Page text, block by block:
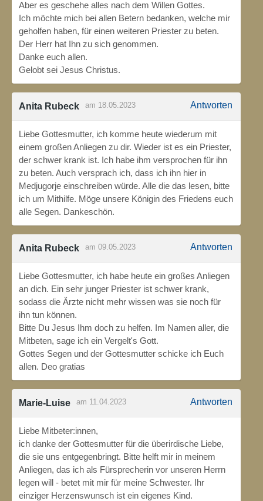
Aber es geschehe alles nach dem Willen Gottes.
Ich möchte mich bei allen Betern bedanken, welche mir
geholfen haben, für einen weiteren Priester zu beten.
Der Herr hat Ihn zu sich genommen.
Danke euch allen.
Gelobt sei Jesus Christus.
Anita Rubeck am 18.05.2023 Antworten
Liebe Gottesmutter, ich komme heute wiederum mit
einem großen Anliegen zu dir. Wieder ist es ein Priester,
der schwer krank ist. Ich habe ihm versprochen für ihn
zu beten. Auch versprach ich, dass ich ihn hier in
Medjugorje einschreiben würde. Alle die das lesen, bitte
ich um Mithilfe. Möge unsere Königin des Friedens euch
alle Segen. Dankeschön.
Anita Rubeck am 09.05.2023 Antworten
Liebe Gottesmutter, ich habe heute ein großes Anliegen
an dich. Ein sehr junger Priester ist schwer krank,
sodass die Ärzte nicht mehr wissen was sie noch für
ihn tun können.
Bitte Du Jesus Ihm doch zu helfen. Im Namen aller, die
Mitbeten, sage ich ein Vergelt's Gott.
Gottes Segen und der Gottesmutter schicke ich Euch
allen. Deo gratias
Marie-Luise am 11.04.2023 Antworten
Liebe Mitbeter:innen,
ich danke der Gottesmutter für die überirdische Liebe,
die sie uns entgegenbringt. Bitte helft mir in meinem
Anliegen, das ich als Fürsprecherin vor unseren Herrn
legen will - betet mit mir für meine Schwester. Ihr
einziger Herzenswunsch ist ein eigenes Kind.